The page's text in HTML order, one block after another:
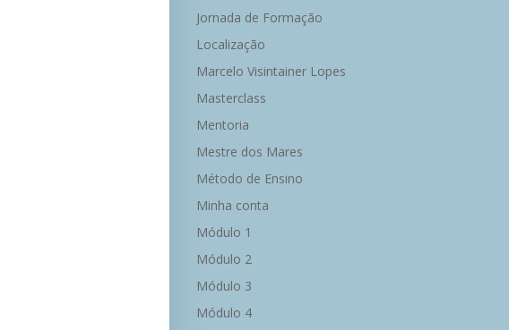
Jornada de Formação
Localização
Marcelo Visintainer Lopes
Masterclass
Mentoria
Mestre dos Mares
Método de Ensino
Minha conta
Módulo 1
Módulo 2
Módulo 3
Módulo 4